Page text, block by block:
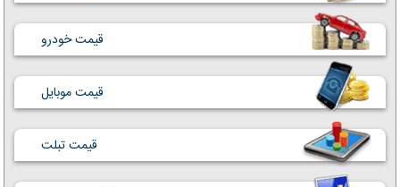
قیمت خودرو
قیمت موبایل
قیمت تبلت